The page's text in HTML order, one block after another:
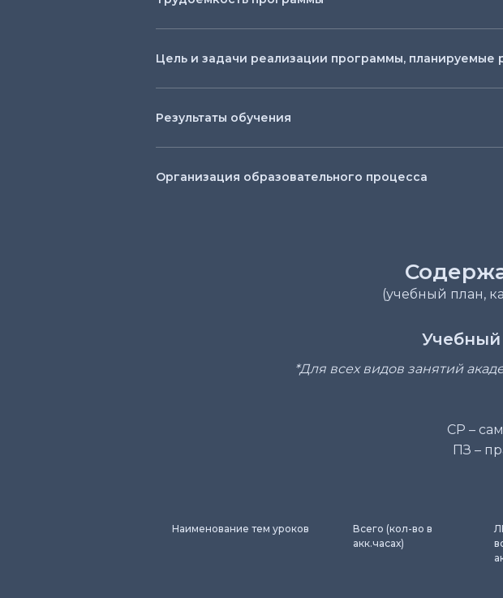
Цель и задачи реализации программы, планируемые
Результаты обучения
Организация образовательного процесса
(учебный план,
*Для всех видов занятий
СР –
ПЗ –
Наименование тем уроков
Всего (кол-во в
акк.часах)